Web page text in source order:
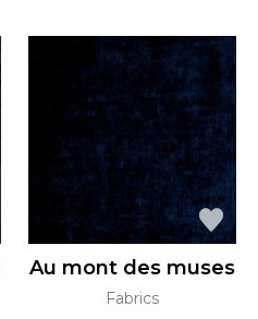
Au mont des muses
Fabrics